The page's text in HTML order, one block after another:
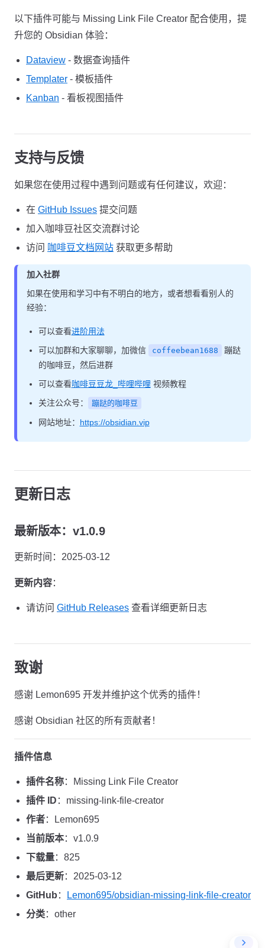
以下插件可能与 Missing Link File Creator 配合使用，提
升您的 Obsidian 体验：
Dataview - 数据查询插件
Templater - 模板插件
Kanban - 看板视图插件
支持与反馈
如果您在使用过程中遇到问题或有任何建议，欢迎：
在 GitHub Issues 提交问题
加入咖啡豆社区交流群讨论
访问 咖啡豆文档网站 获取更多帮助
加入社群
如果在使用和学习中有不明白的地方，或者想看看别人的
经验：
可以查看进阶用法
可以加群和大家聊聊，加微信
coffeebean1688
蹦跶
的咖啡豆，然后进群
可以查看咖啡豆豆龙_哔哩哔哩 视频教程
关注公众号：
蹦跶的咖啡豆
网站地址： https://obsidian.vip
更新日志
最新版本：v1.0.9
更新时间：2025-03-12
更新内容：
请访问 GitHub Releases 查看详细更新日志
致谢
感谢 Lemon695 开发并维护这个优秀的插件！
感谢 Obsidian 社区的所有贡献者！
插件信息
插件名称：Missing Link File Creator
插件 ID ：missing-link-file-creator
作者：Lemon695
当前版本：v1.0.9
下载量：825
最后更新：2025-03-12
GitHub ：
Lemon695/obsidian-missing-link-file-creator
分类：other